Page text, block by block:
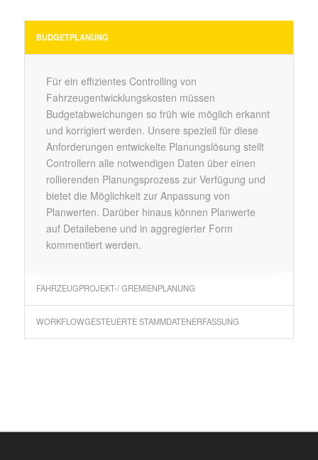
BUDGETPLANUNG
Für ein effizientes Controlling von
Fahrzeugentwicklungskosten müssen
Budgetabweichungen so früh wie möglich erkannt
und korrigiert werden. Unsere speziell für diese
Anforderungen entwickelte Planungslösung stellt
Controllern alle notwendigen Daten über einen
rollierenden Planungsprozess zur Verfügung und
bietet die Möglichkeit zur Anpassung von
Planwerten. Darüber hinaus können Planwerte
auf Detailebene und in aggregierter Form
kommentiert werden.
FAHRZEUGPROJEKT-/ GREMIENPLANUNG
WORKFLOWGESTEUERTE STAMMDATENERFASSUNG